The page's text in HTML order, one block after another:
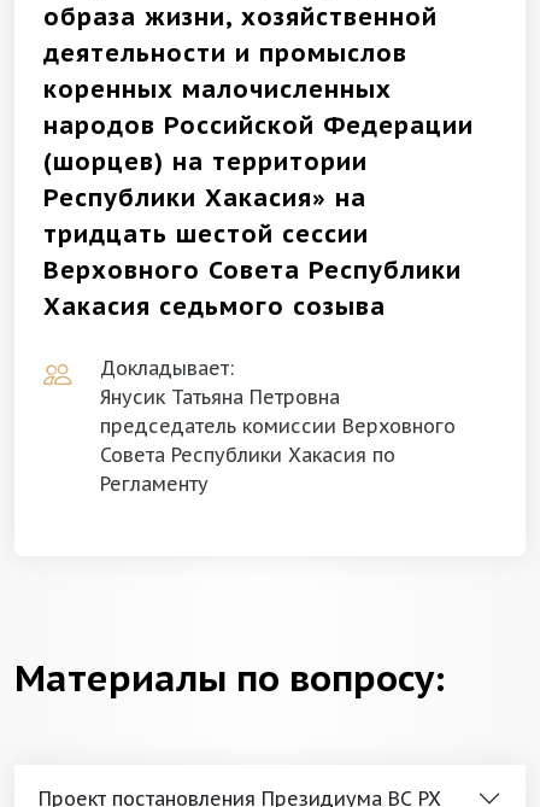
образа жизни, хозяйственной
деятельности и промыслов
коренных малочисленных
народов Российской Федерации
(шорцев) на территории
Республики Хакасия» на
тридцать шестой сессии
Верховного Совета Республики
Хакасия седьмого созыва
Докладывает:
Янусик Татьяна Петровна
председатель комиссии Верховного
Совета Республики Хакасия по
Регламенту
Материалы по вопросу:
Проект постановления Президиума ВС РХ